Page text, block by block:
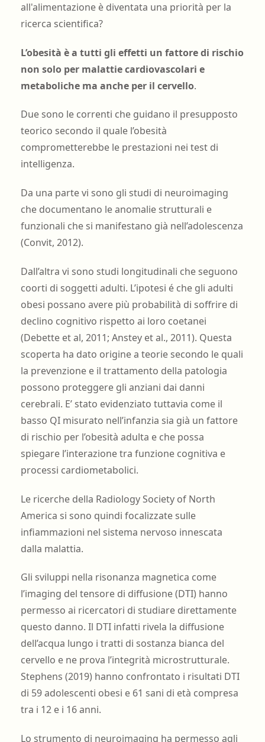
all'alimentazione è diventata una priorità per la
ricerca scientifica?
L’obesità è a tutti gli effetti un fattore di rischio
non solo per malattie cardiovascolari e
metaboliche ma anche per il cervello.
Due sono le correnti che guidano il presupposto
teorico secondo il quale l’obesità
comprometterebbe le prestazioni nei test di
intelligenza.
Da una parte vi sono gli studi di neuroimaging
che documentano le anomalie strutturali e
funzionali che si manifestano già nell’adolescenza
(Convit, 2012).
Dall’altra vi sono studi longitudinali che seguono
coorti di soggetti adulti. L’ipotesi é che gli adulti
obesi possano avere più probabilità di soffrire di
declino cognitivo rispetto ai loro coetanei
(Debette et al, 2011; Anstey et al., 2011). Questa
scoperta ha dato origine a teorie secondo le quali
la prevenzione e il trattamento della patologia
possono proteggere gli anziani dai danni
cerebrali. E’ stato evidenziato tuttavia come il
basso QI misurato nell’infanzia sia già un fattore
di rischio per l’obesità adulta e che possa
spiegare l’interazione tra funzione cognitiva e
processi cardiometabolici.
Le ricerche della Radiology Society of North
America si sono quindi focalizzate sulle
infiammazioni nel sistema nervoso innescata
dalla malattia.
Gli sviluppi nella risonanza magnetica come
l’imaging del tensore di diffusione (DTI) hanno
permesso ai ricercatori di studiare direttamente
questo danno. Il DTI infatti rivela la diffusione
dell’acqua lungo i tratti di sostanza bianca del
cervello e ne prova l’integrità microstrutturale.
Stephens (2019) hanno confrontato i risultati DTI
di 59 adolescenti obesi e 61 sani di età compresa
tra i 12 e i 16 anni.
Lo strumento di neuroimaging ha permesso agli